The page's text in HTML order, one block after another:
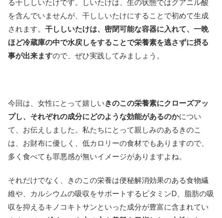
る干ししいたけです。しいたけは、生の状態ではグアニル酸
を含んでいませんが、干ししいたけにすることで初めて生成
されます。 干ししいたけは、密閉可能な容器に入れて、一晩
ほど冷蔵庫の中で水戻しをすることで栄養素を逃さずに摂る
事が出来ますので、ぜひ実践してみましょう。
今回は、女性にとって嬉しいきのこの栄養素にクローズアッ
プし、それぞれの成分にどのような効能があるのかについ
て、お伝えしました。私たちにとって親しみのあるきのこ
は、お財布に優しく、低カロリーの食材でもありますので、
多く食べても罪悪感が無いイメージがありますよね。
それだけでなく、きのこの栄養は便秘解消効果のある食物繊
維や、カルシウムの吸収をサポートするビタミンD、脂肪の吸
収を抑えるキノコキトサンといった成分が豊富に含まれてい